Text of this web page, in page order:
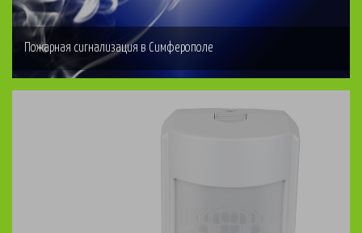
Пожарная сигнализация в Симферополе